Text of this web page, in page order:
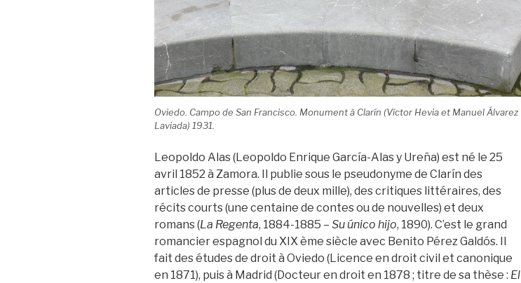
Oviedo. Campo de San Francisco. Monument à Clarín (Víctor Hevia et Manuel Álvarez
Laviada) 1931.
Leopoldo Alas (Leopoldo Enrique García-Alas y Ureña) est né le 25
avril 1852 à Zamora. Il publie sous le pseudonyme de Clarín des
articles de presse (plus de deux mille), des critiques littéraires, des
récits courts (une centaine de contes ou de nouvelles) et deux
romans (La Regenta, 1884-1885 – Su único hijo, 1890). C’est le grand
romancier espagnol du XIX ème siècle avec Benito Pérez Galdós. Il
fait des études de droit à Oviedo (Licence en droit civil et canonique
en 1871), puis à Madrid (Docteur en droit en 1878 ; titre de sa thèse : El